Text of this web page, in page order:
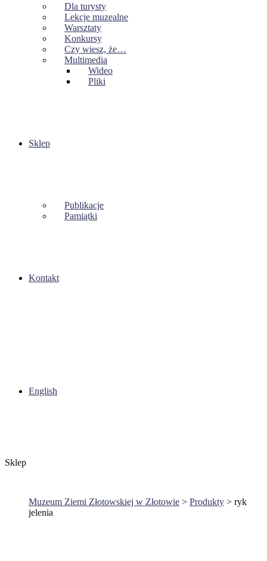
Dla turysty
Lekcje muzealne
Warsztaty
Konkursy
Czy wiesz, że…
Multimedia
Wideo
Pliki
Sklep
Publikacje
Pamiątki
Kontakt
English
Sklep
Muzeum Ziemi Złotowskiej w Złotowie > Produkty > ryk
jelenia